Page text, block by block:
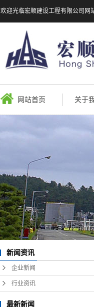
欢迎光临宏顺建设工程有限公司网
网站首页 关于
新闻资讯
企业新闻
行业资讯
最新新闻